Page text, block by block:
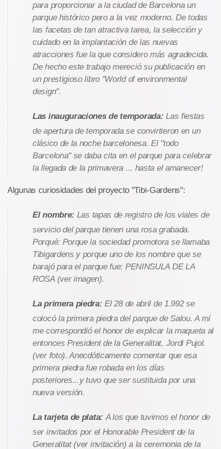
para proporcionar a la ciudad de Barcelona un
parque histórico pero a la vez moderno. De todas
las facetas de tan atractiva tarea, la selección y
cuidado en la implantación de las nuevas
atracciones fue la que considero más agradecida.
De hecho este trabajo mereció su publicación en
un prestigioso libro "World of environmental
design".
Las inauguraciones de temporada:Las fiestas
de apertura de temporada se convirtieron en un
clásico de la noche barcelonesa. El "todo
Barcelona" se daba cita en el parque para celebrar
la llegada de la primavera ... hasta el amanecer!
Algunas curiosidades del proyecto "Tibi-Gardens":
El nombre: Las tapas de registro de los viales de
servicio del parque tienen una rosa grabada.
Porqué: Porque la sociedad promotora se llamaba
Tibigardens y porque uno de los nombre que se
barajó para el parque fue: PENINSULA DE LA
ROSA (ver imagen).
La primera piedra:El 28 de abril de 1.992 se
colocó la primera piedra del parque de Salou. A mí
me correspondió el honor de explicar la maqueta al
entonces President de la Generalitat, Jordi Pujol.
(ver foto). Anecdóticamente comentar que esa
primera piedra fue robada en los días
posteriores...y tuvo que ser sustituida por una
nueva versión.
La tarjeta de plata: A los que tuvimos el honor de
ser invitados por el Honorable President de la
Generalitat (ver invitación) a la ceremonia de la